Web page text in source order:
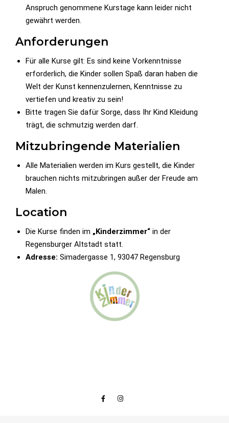
Anspruch genommene Kurstage kann leider nicht
gewährt werden.
Anforderungen
Für alle Kurse gilt: Es sind keine Vorkenntnisse
erforderlich, die Kinder sollen Spaß daran haben die
Welt der Kunst kennenzulernen, Kenntnisse zu
vertiefen und kreativ zu sein!
Bitte tragen Sie dafür Sorge, dass Ihr Kind Kleidung
trägt, die schmutzig werden darf.
Mitzubringende Materialien
Alle Materialien werden im Kurs gestellt, die Kinder
brauchen nichts mitzubringen außer der Freude am
Malen.
Location
Die Kurse finden im „Kinderzimmer“ in der
Regensburger Altstadt statt.
Adresse: Simadergasse 1, 93047 Regensburg